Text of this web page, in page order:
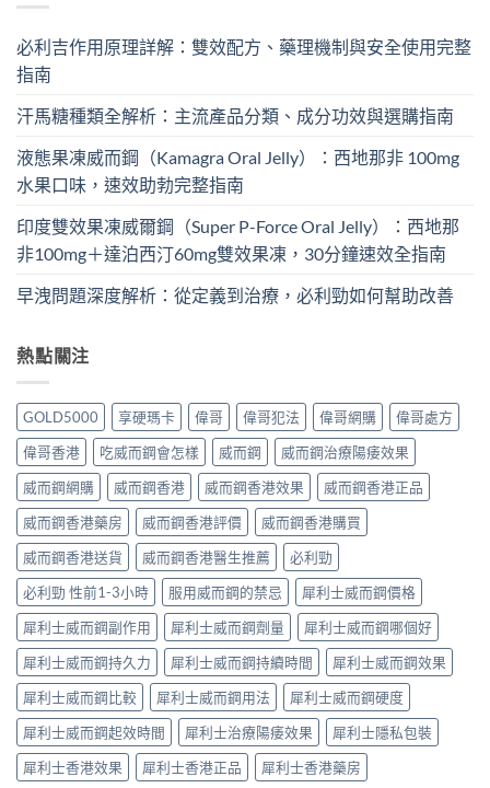
必利吉作用原理詳解：雙效配方、藥理機制與安全使用完整
指南
汗馬糖種類全解析：主流產品分類、成分功效與選購指南
液態果凍威而鋼（Kamagra Oral Jelly）：西地那非 100mg​
水果口味，速效助勃完整指南
印度雙效果凍威爾鋼（Super P-Force Oral Jelly）：西地那
非100mg＋達泊西汀60mg雙效果凍，30分鐘速效全指南
早洩問題深度解析：從定義到治療，必利勁如何幫助改善
熱點關注
GOLD5000 享硬瑪卡 偉哥 偉哥犯法 偉哥網購
偉哥處方
偉哥香港
吃威而鋼會怎樣 威而鋼
威而鋼治療陽痿效果
威而鋼網購
威而鋼香港 威而鋼香港效果
威而鋼香港正品
威而鋼香港藥房
威而鋼香港評價
威而鋼香港購買
威而鋼香港送貨
威而鋼香港醫生推薦
必利勁
必利勁 性前1-3小時
服用威而鋼的禁忌
犀利士威而鋼價格
犀利士威而鋼副作用
犀利士威而鋼劑量
犀利士威而鋼哪個好
犀利士威而鋼持久力
犀利士威而鋼持續時間
犀利士威而鋼效果
犀利士威而鋼比較
犀利士威而鋼用法
犀利士威而鋼硬度
犀利士威而鋼起效時間
犀利士治療陽痿效果
犀利士隱私包裝
犀利士香港效果
犀利士香港正品 犀利士香港藥房